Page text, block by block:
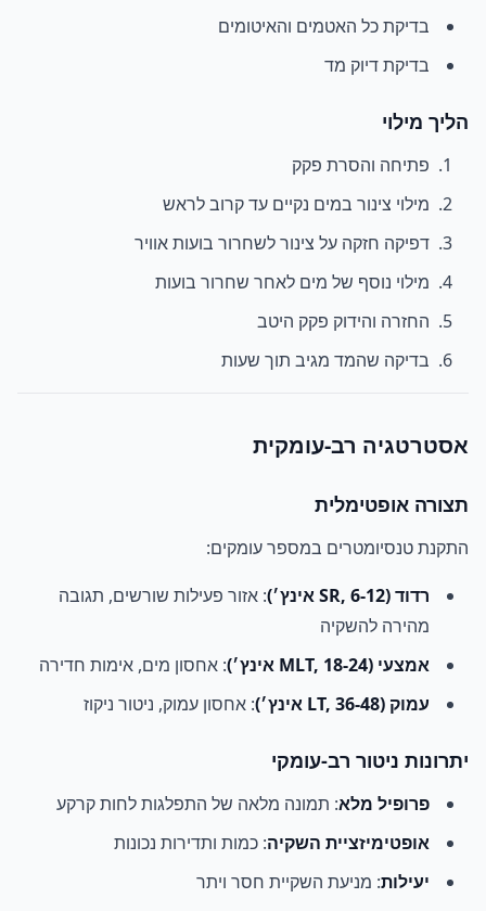
בדיקת כל האטמים והאיטומים
בדיקת דיוק מד
הליך מילוי
פתיחה והסרת פקק
מילוי צינור במים נקיים עד קרוב לראש
דפיקה חזקה על צינור לשחרור בועות אוויר
מילוי נוסף של מים לאחר שחרור בועות
החזרה והידוק פקק היטב
בדיקה שהמד מגיב תוך שעות
אסטרטגיה רב-עומקית
תצורה אופטימלית
התקנת טנסיומטרים במספר עומקים:
רדוד (SR, 6-12 אינץ׳)
: אזור פעילות שורשים, תגובה
מהירה להשקיה
אמצעי (MLT, 18-24 אינץ׳)
: אחסון מים, אימות חדירה
עמוק (LT, 36-48 אינץ׳)
: אחסון עמוק, ניטור ניקוז
יתרונות ניטור רב-עומקי
פרופיל מלא: תמונה מלאה של התפלגות לחות קרקע
אופטימיזציית השקיה: כמות ותדירות נכונות
יעילות: מניעת השקיית חסר ויתר